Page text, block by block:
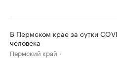
В Пермском крае за сутки
человека
Пермский край